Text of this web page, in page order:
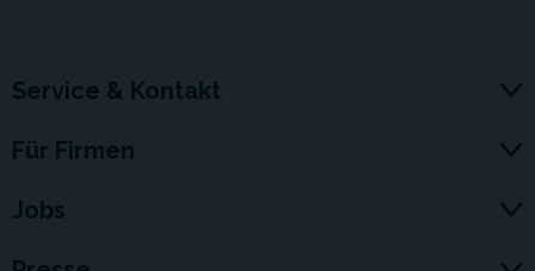
Service & Kontakt
Für Firmen
Jobs